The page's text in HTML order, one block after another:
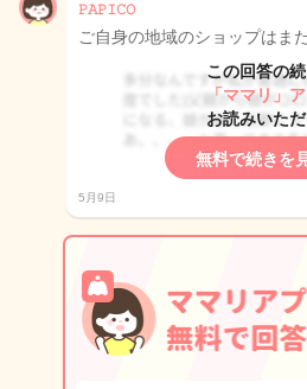
𝙿𝙰𝙿𝙸𝙲𝙾
ご自身の地域のショップはま
この回答の
「ママリ」ア
お読みいただ
無料で続きを
5月9日